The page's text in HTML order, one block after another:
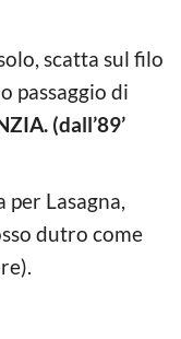
scatta sul filo
passaggio di
(dall’89’
per Lasagna,
dutro come